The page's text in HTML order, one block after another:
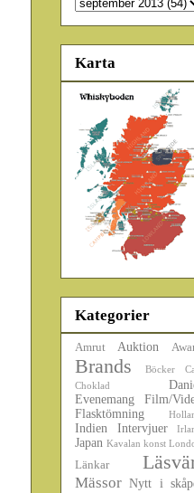
Karta
Kategorier
Amrut Auktion
Brands Böcker
Choklad
Evenemang
Film/
Flasktömning
Indien Intervjuer
Japan Kavalan konst
Länkar
Mässor Nytt i